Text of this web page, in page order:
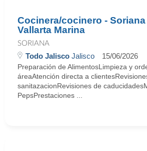
Cocinera/cocinero - Soriana
Vallarta Marina
SORIANA
Todo Jalisco Jalisco 15/06/2026
Preparación de AlimentosLimpieza y
áreaAtención directa a
sanitazacionRevisiones de
PepsPrestaciones ...